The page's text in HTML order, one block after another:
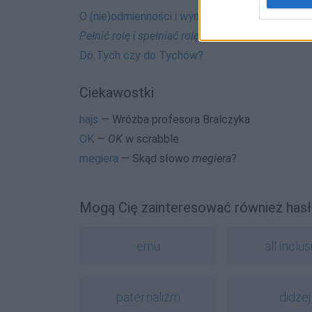
O (nie)odmienności i wymowie nazwiska
Pełnić rolę i spełniać rolę
Do Tych czy do Tychów?
Ciekawostki
hajs — Wróżba profesora Bralczyka
OK — OK w scrabble
megiera — Skąd słowo megiera?
Mogą Cię zainteresować również
emu all
paternalizm didżej